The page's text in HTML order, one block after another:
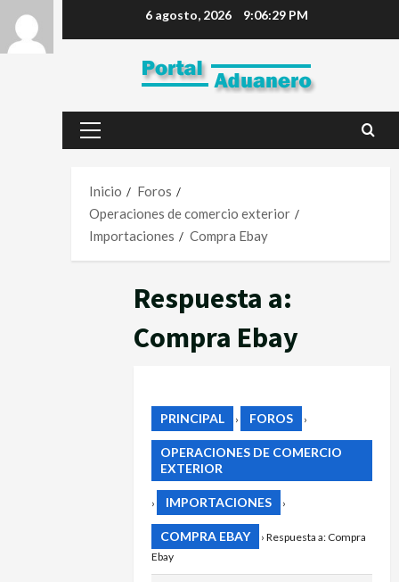
6 agosto, 2026 9:06:30 PM
Inicio
Foros
Operaciones de comercio exterior
Importaciones
Compra Ebay
Respuesta a:
Compra Ebay
PRINCIPAL › FOROS ›
OPERACIONES DE COMERCIO
EXTERIOR
› IMPORTACIONES ›
COMPRA EBAY › Respuesta a: Compra
Ebay